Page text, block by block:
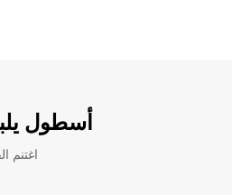
أسطول
اغتنم